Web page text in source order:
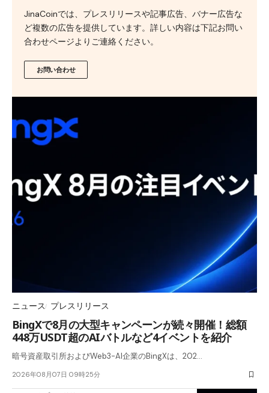
JinaCoinでは、プレスリリースや記事広告、バナー広告な
ど複数の広告を提供しています。詳しい内容は下記お問い
合わせページよりご連絡ください。
お問い合わせ
ニュース プレスリリース
BingXで8月の大型キャンペーンが続々開催！総額
448万USDT超のAIバトルなど4イベントを紹介
暗号資産取引所およびWeb3-AI企業のBingXは、202…
2026年08月07日 09時25分